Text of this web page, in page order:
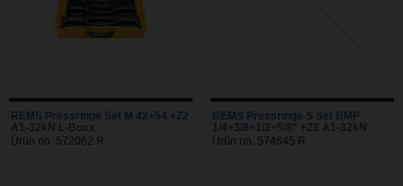
REMS Pressringe Set M 42+54 +Z2
A1-32kN L-Boxx
Ürün no. 572062 R
REMS Pressringe S Set BMP
1/4+3/8+1/2+5/8" +Z8 A1-32kN
Ürün no. 574645 R